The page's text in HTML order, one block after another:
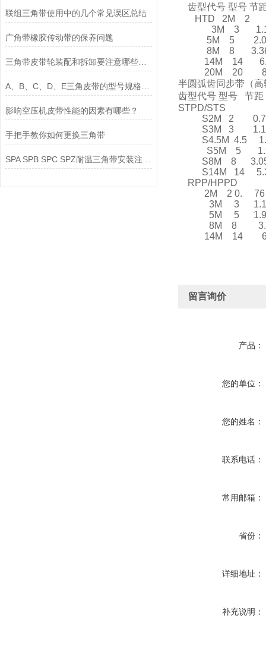
联组三角带使用中的几个常见误区总结
广角带橡胶传动带的保养问题
三角带皮带轮装配和拆卸要注意哪些东西？
影响空压机皮带性能的因素有哪些？
手把手教你如何更换三角带
齿型代号 型号 节
HTD 2M 2
3M 3
5M 5
8M 8
14M 14
20M 20
半圆弧齿同步带
齿型代号 型号 节
STPD/STS
S2M 2
S3M 3
S4.5M 4.5
S5M 5
S8M 8
S14M 14
RPP/HPPD
2M 2 0.
3M 3
5M 5
8M 8
14M 14
留言询价
产品：
您的单位：
您的姓名：
联系电话：
常用邮箱：
省份：
详细地址：
补充说明：